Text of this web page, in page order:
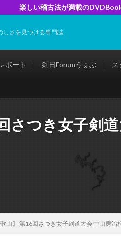
楽しい稽古法が満載の
しさを見つける専門誌
ポート 剣日Forumうぇぶ
さつき女子剣
歌山】 第16回さつき女子剣道大会 中山房治